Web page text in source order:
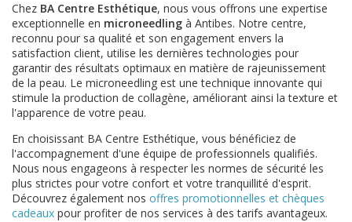
Chez BA Centre Esthétique, nous vous offrons une expertise
exceptionnelle en microneedling à Antibes. Notre centre,
reconnu pour sa qualité et son engagement envers la
satisfaction client, utilise les dernières technologies pour
garantir des résultats optimaux en matière de rajeunissement
de la peau. Le microneedling est une technique innovante qui
stimule la production de collagène, améliorant ainsi la texture et
l'apparence de votre peau.
En choisissant BA Centre Esthétique, vous bénéficiez de
l'accompagnement d'une équipe de professionnels qualifiés.
Nous nous engageons à respecter les normes de sécurité les
plus strictes pour votre confort et votre tranquillité d'esprit.
Découvrez également nos offres promotionnelles et chèques
cadeaux pour profiter de nos services à des tarifs avantageux.